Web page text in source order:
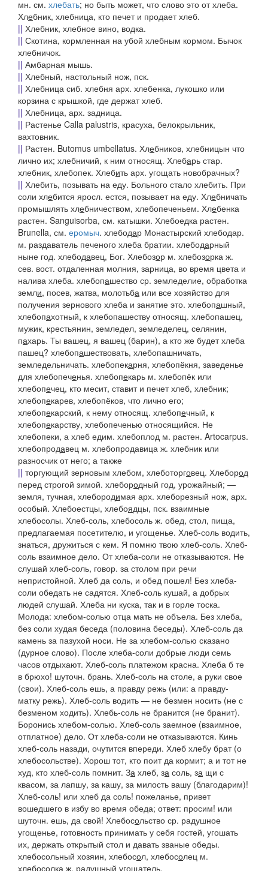
мн. см. хлебать; но быть может, что слово это отхлеба.
Хлебник, хлебница, кто печет и продает хлеб.
|| Хлебник, хлебное вино, водка.
|| Скотина, кормленная на убой хлебным кормом. Бычок
хлебничок.
|| Амбарная мышь.
|| Хлебный, настольный нож, пск.
|| Хлебница сиб. хлебня арх. хлебенка, лукошко или
корзина с крышкой, где держат хлеб.
|| Хлебница, арх. задница.
|| Растенье Calla palustris, красуха, белокрыльник,
вахтовник.
|| Растен. Butomus umbellatus. Хлебников, хлебницын что
лично их; хлебничий, к ним относящ. Хлебарь стар.
хлебник, хлебопек. Хлебить арх. угощать новобрачных?
|| Хлебить, позывать на еду. Больного стало хлебить. При
соли хлебится яросл. естся, позывает на еду. Хлебничать
промышлять хлебничеством, хлебопеченьем. Хлебенка
растен. Sanguisorba, см. катышки. Хлебоедка растен.
Brunella, см. еромыч. хлебодар Монастырский хлебодар.
м. раздаватель печеного хлеба братии. хлебодарный
ныне год. хлебодавец, Бог. Хлебозор м. хлебозорка ж.
сев. вост. отдаленная молния, зарница, во время цвета и
налива хлеба. хлебопашество ср. земледелие, обработка
земли, посев, жатва, молотьба или все хозяйство для
получения зернового хлеба и занятие это. хлебопашный,
хлебопахотный, к хлебопашеству относящ. хлебопашец,
мужик, крестьянин, земледел, земледелец, селянин,
пахарь. Ты вашец, я вашец (барин), а кто же будет хлеба
пашец? хлебопашествовать, хлебопашничать,
земледельничать. хлебопекарня, хлебопёкня, заведенье
для хлебопеченья. хлебопекарь м. хлебопёк или
хлебопечец, кто месит, ставит и печет хлеб, хлебник;
хлебопекарев, хлебопёков, что лично его;
хлебопекарский, к нему относящ. хлебопечный, к
хлебопекарству, хлебопеченью относящийся. Не
хлебопеки, а хлеб едим. хлебоплод м. растен. Artocarpus.
хлебопродавец м. хлебопродавица ж. хлебник или
разносчик от него; а также
|| торгующий зерновым хлебом, хлеботорговец. Хлебород
перед строгой зимой. хлебородный год, урожайный; —
земля, тучная, хлебородимая арх. хлеборезный нож, арх.
особый. Хлебоестцы, хлебоядцы, пск. взаимные
хлебосолы. Хлеб-соль, хлебосоль ж. обед, стол, пища,
предлагаемая посетителю, и угощенье. Хлеб-соль водить,
знаться, дружиться с кем. Я помню твою хлеб-соль. Хлеб-
соль взаимное дело. От хлеба-соли не отказываются. Не
слушай хлеб-соль, говор. за столом при речи
непристойной. Хлеб да соль, и обед пошел! Без хлеба-
соли обедать не садятся. Хлеб-соль кушай, а добрых
людей слушай. Хлеба ни куска, так и в горле тоска.
Молода: хлебом-солью отца мать не объела. Без хлеба,
без соли худая беседа (половина беседы). Хлеб-соль да
камень за пазухой носи. Не за хлебом-солью сказано
(дурное слово). После хлеба-соли добрые люди семь
часов отдыхают. Хлеб-соль платежом красна. Хлеба б те
в брюхо! шуточн. брань. Хлеб-соль на столе, а руки свое
(свои). Хлеб-соль ешь, а правду режь (или: а правду-
матку режь). Хлеб-соль водить — не безмен носить (не с
безменом ходить). Хлебь-соль не бранится (не бранит).
Боронись хлебом-солью. Хлеб-соль заемное (взаимное,
отплатное) дело. От хлеба-соли не отказываются. Кинь
хлеб-соль назади, очутится впереди. Хлеб хлебу брат(о
хлебосольстве). Хорош тот, кто поит да кормит; а и тот не
худ, кто хлеб-соль помнит. За хлеб, за соль, за щи с
квасом, за лапшу, за кашу, за милость вашу (благодарим)!
Хлеб-соль! или хлеб да соль! пожеланье, привет
вошедшего в избу во время обеда; ответ: просим! или
шуточн. ешь, да свой! Хлебосольство ср. радушное
угощенье, готовность принимать у себя гостей, угошать
их, держать открытый стол и давать званые обеды.
хлебосольный хозяин, хлебосол, хлебосолец м.
хлебосолка ж. радушный угощатель.